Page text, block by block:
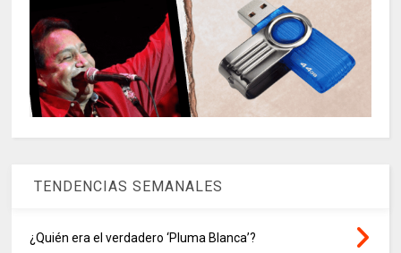
TENDENCIAS SEMANALES
¿Quién era el verdadero ‘Pluma Blanca’?